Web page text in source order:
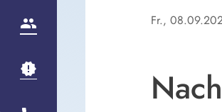
Fr.,